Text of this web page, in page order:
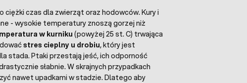
ciężki czas dla zwierząt oraz hodowców. Kury i
- wysokie temperatury znoszą gorzej niż
w kurniku(powyżej 25 st. C) trwająca
stres cieplny u drobiu, który jest
stada. Ptaki przestają jeść, ich odporność
słabnie. W skrajnych przypadkach
nawet upadkami w stadzie. Dlatego aby